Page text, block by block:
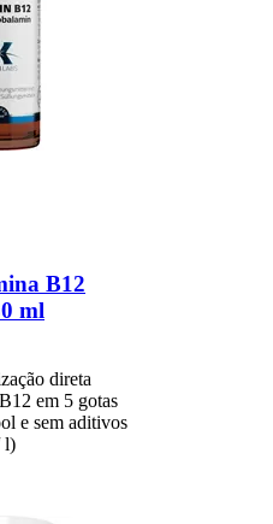
B12
ml
direta
em 5 gotas
e sem aditivos
l)